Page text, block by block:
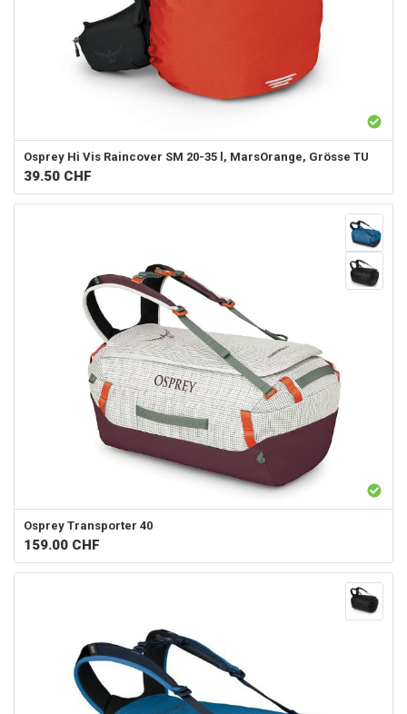
Osprey Hi Vis Raincover SM 20-35 l, MarsOrange, Grösse TU
39.50 CHF
Osprey Transporter 40
159.00 CHF